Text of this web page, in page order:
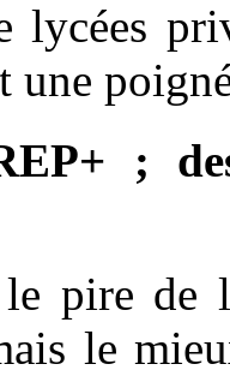
lycées
une
;
le pire
le